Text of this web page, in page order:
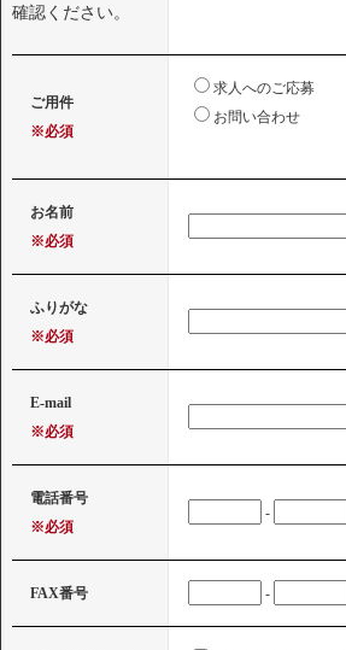
確認ください。
ご用件
※必須
求人へのご応募
お問い合わせ
お名前
※必須
ふりがな
※必須
E-mail
※必須
電話番号
※必須
-
FAX番号 -